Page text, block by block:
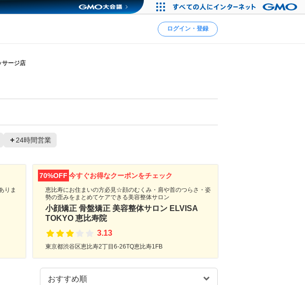
ログイン・登録
サージ店
24時間営業
りま
70%OFF 今すぐお得なクーポンをチェック
恵比寿にお住まいの方必見☆顔のむくみ・肩や首のつらさ・姿
勢の歪みをまとめてケアできる美容整体サロン
小顔矯正 骨盤矯正 美容整体サロン ELVISA
TOKYO 恵比寿院
3.13
東京都渋谷区恵比寿2丁目6‐26TQ恵比寿1FB